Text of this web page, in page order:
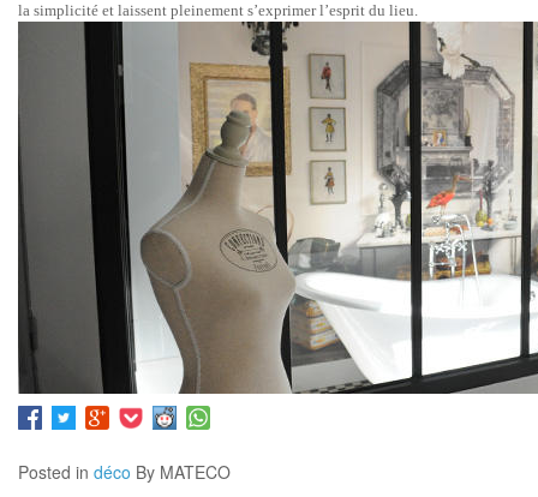
la simplicité et laissent pleinement s’exprimer l’esprit du lieu.
Posted in déco By MATECO